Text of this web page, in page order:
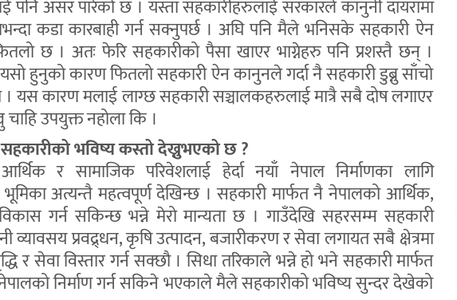
पनि असर पारेको छ । यस्ता सहकारीहरुलाई सरकारले कानुनी दायरामा
कडा कारबाही गर्न सक्नुपर्छ । अघि पनि मैले भनिसके सहकारी ऐन
छ । अतः फेरि सहकारीको पैसा खाएर भाग्नेहरु पनि प्रशस्तै छन् ।
हुनुको कारण फितलो सहकारी ऐन कानुनले गर्दा नै सहकारी डुब्नु साँचो
। यस कारण मलाई लाग्छ सहकारी सञ्चालकहरुलाई मात्रै सबै दोष लगाएर
चाहि उपयुक्त नहोला कि ।
भविष्य कस्तो देख्नुभएको छ ?
र सामाजिक परिवेशलाई हेर्दा नयाँ नेपाल निर्माणका लागि
अत्यन्तै महत्वपूर्ण देखिन्छ । सहकारी मार्फत नै नेपालको आर्थिक,
गर्न सकिन्छ भन्ने मेरो मान्यता छ । गाउँदेखि सहरसम्म सहकारी
व्यावसय प्रवद्र्धन, कृषि उत्पादन, बजारीकरण र सेवा लगायत सबै क्षेत्रमा
र सेवा विस्तार गर्न सक्छौ । सिधा तरिकाले भन्ने हो भने सहकारी मार्फत
नेपालको निर्माण गर्न सकिने भएकाले मैले सहकारीको भविष्य सुन्दर देखेको